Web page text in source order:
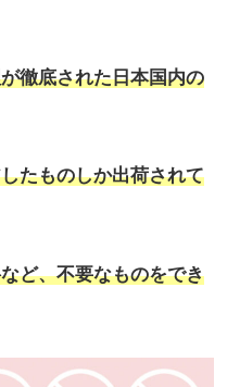
徹底された日本国内の
たものしか出荷されて
ど、不要なものをでき